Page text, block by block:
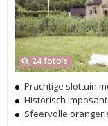
24 foto's
Prachtige slottuin
Historisch
Sfeervolle